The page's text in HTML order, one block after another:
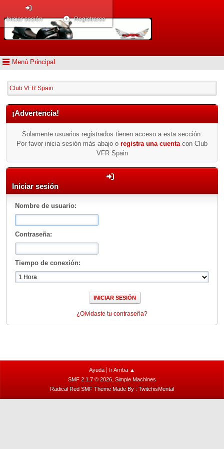
Menú Principal
Iniciar sesión Registrarse
Club VFR Spain
¡Advertencia!
Solamente usuarios registrados tienen acceso a esta sección.
Por favor inicia sesión más abajo o registra una cuenta con Club
VFR Spain
Iniciar sesión
Nombre de usuario:
Contraseña:
Tiempo de conexión:
¿Olvidaste tu contraseña?
Ayuda
Ir Arriba ▲
SMF 2.1.7 © 2026, Simple Machines
Radical Red SMF Theme Made By : TwitchisMental